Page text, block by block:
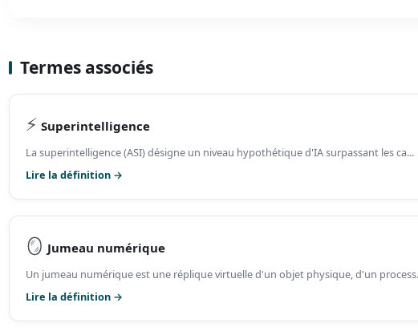
Termes associés
⚡ Superintelligence
La superintelligence (ASI) désigne un niveau hypothétique d'IA surpassant les ca...
Lire la définition →
🪞 Jumeau numérique
Un jumeau numérique est une réplique virtuelle d'un objet physique, d'un
Lire la définition →